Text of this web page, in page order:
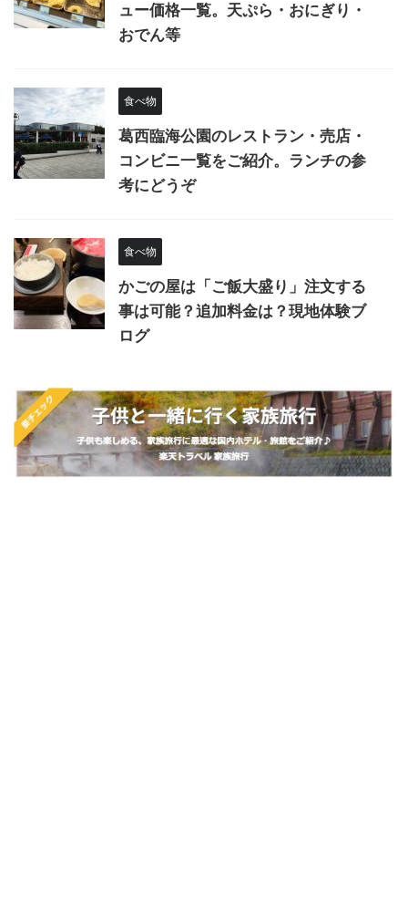
ュー価格一覧。天ぷら・おにぎり・
おでん等
食べ物
葛西臨海公園のレストラン・売店・
コンビニ一覧をご紹介。ランチの参
考にどうぞ
食べ物
かごの屋は「ご飯大盛り」注文する
事は可能？追加料金は？現地体験ブ
ログ